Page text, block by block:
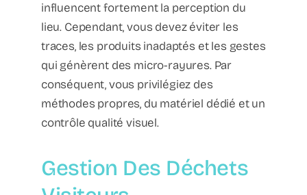
influencent fortement la perception du
lieu. Cependant, vous devez éviter les
traces, les produits inadaptés et les gestes
qui génèrent des micro-rayures. Par
conséquent, vous privilégiez des
méthodes propres, du matériel dédié et un
contrôle qualité visuel.
Gestion Des Déchets